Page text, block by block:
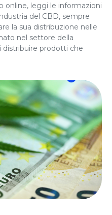
online, leggi le informazioni
del CBD, sempre
la sua distribuzione nelle
nel settore della
distribuire prodotti che